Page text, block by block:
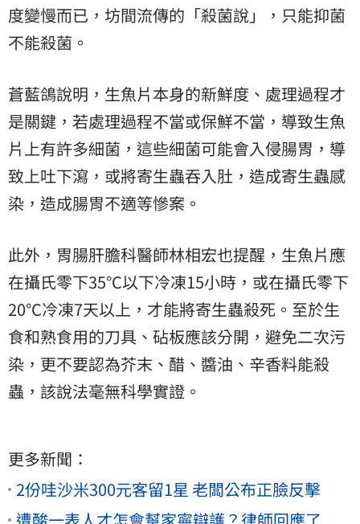
度變慢而已，坊間流傳的「殺菌說」，只能抑菌
不能殺菌。
蒼藍鴿說明，生魚片本身的新鮮度、處理過程才
是關鍵，若處理過程不當或保鮮不當，導致生魚
片上有許多細菌，這些細菌可能會入侵腸胃，導
致上吐下瀉，或將寄生蟲吞入肚，造成寄生蟲感
染，造成腸胃不適等慘案。
此外，胃腸肝膽科醫師林相宏也提醒，生魚片應
在攝氏零下35°C以下冷凍15小時，或在攝氏零下
20°C冷凍7天以上，才能將寄生蟲殺死。至於生
食和熟食用的刀具、砧板應該分開，避免二次污
染，更不要認為芥末、醋、醬油、辛香料能殺
蟲，該說法毫無科學實證。
更多新聞：
2份哇沙米300元客留1星 老闆公布正臉反擊